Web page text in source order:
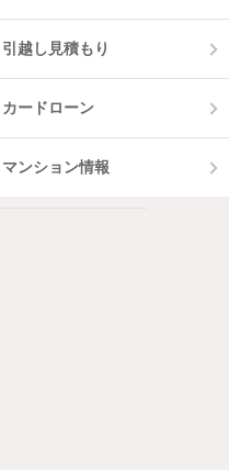
引越し見積もり
カードローン
マンション情報